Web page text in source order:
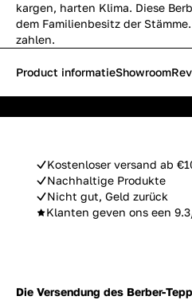
kargen, harten Klima. Diese
dem Familienbesitz der
zahlen.
Kostenloser versand ab
Nachhaltige Produkte
Nicht gut, Geld zurück
Klanten geven ons een
Product informatieShowroom
Die Versendung des Berber-